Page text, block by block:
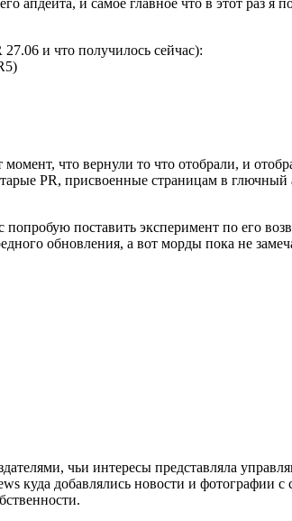
апдейта, и самое главное что в этот раз я
и что получилось сейчас):
что вернули то что отобрали, и
PR, присвоенные страницам в
попробую поставить эксперимент по его
обновления, а вот морды пока не
чьи интересы представляла
куда добавлялись новости и фотографии